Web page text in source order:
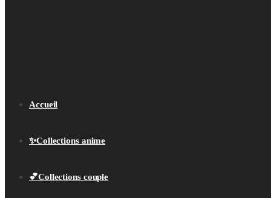
Accueil
✨Collections anime
💕Collections couple